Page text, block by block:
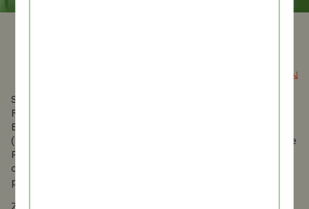
Szanowni Państwo, od 25 maja 2018 roku obowiązuje
Rozporządzenie Parlamentu Europejskiego i Rady Unii
Europejskiej 2016/679 z dnia 27 kwietnia 2016 roku
(RODO). Potrzebujemy Państwa zgody na przetwarzanie
Państwa danych osobowych, w tym przechowywanych
odpowiednio w plikach cookies. Poniżej znajduje się
pełny zakres informacji na ten temat.
Zgadzam się na przechowywanie na urządzeniu, z